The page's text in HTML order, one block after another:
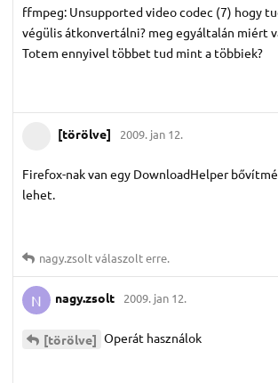
ffmpeg: Unsupported video codec (7) hogy
végülis átkonvertálni? meg egyáltalán miért
Totem ennyivel többet tud mint a többiek?
[törölve] 2009. jan 12.
Firefox-nak van egy DownloadHelper
lehet.
nagy.​zsoltválaszolt erre.
N nagy.​zsolt 2009. jan 12.
[törölve] Operát használok